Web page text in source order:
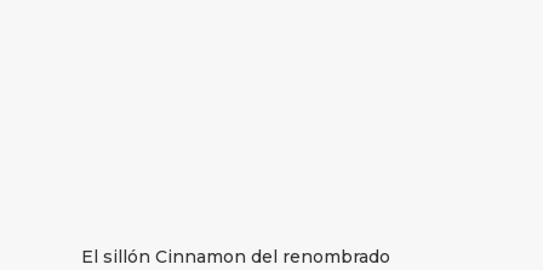
El sillón Cinnamon del renombrado